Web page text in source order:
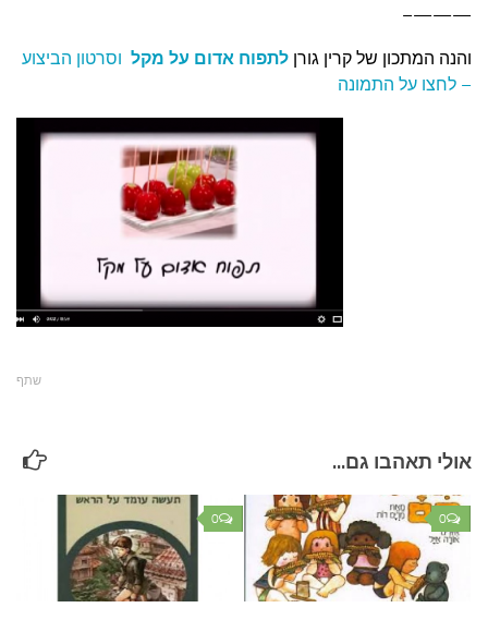
———–
והנה המתכון של קרין גורן לתפוח אדום על מקל וסרטון הביצוע
– לחצו על התמונה
שתף
אולי תאהבו גם...
0 0